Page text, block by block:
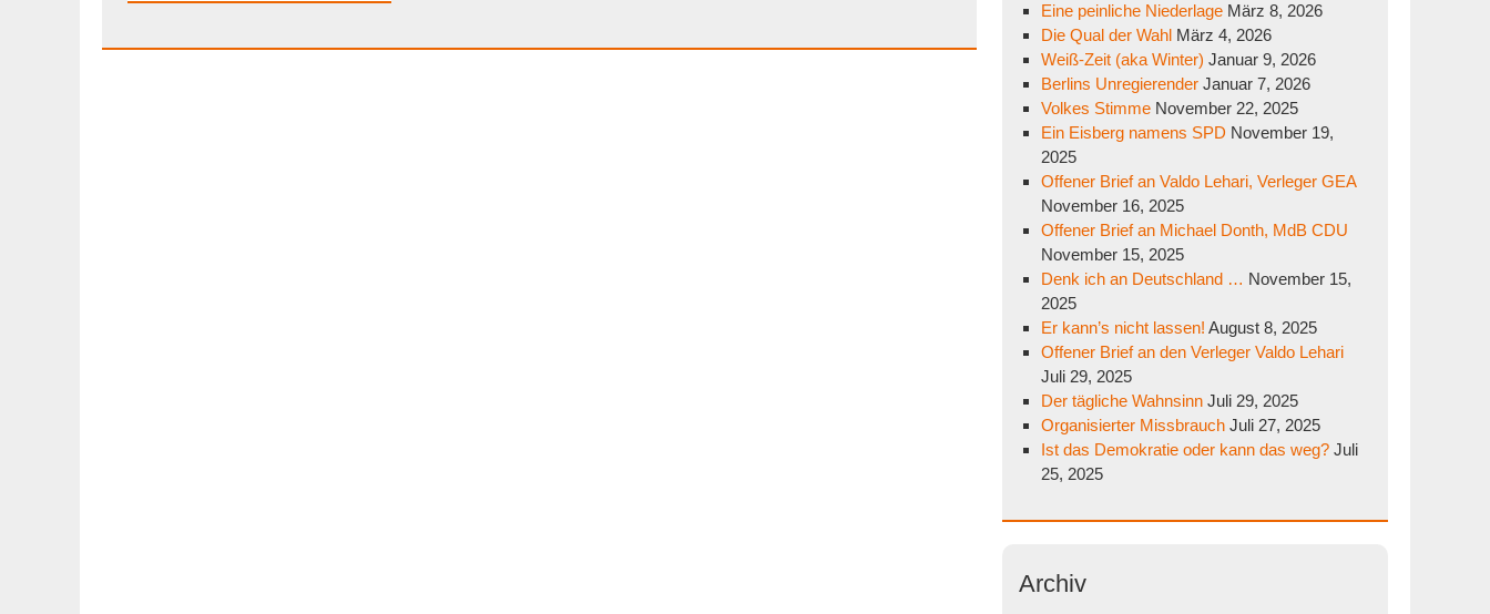
Eine peinliche Niederlage März 8, 2026
Die Qual der Wahl März 4, 2026
Weiß-Zeit (aka Winter) Januar 9, 2026
Berlins Unregierender Januar 7, 2026
Volkes Stimme November 22, 2025
Ein Eisberg namens SPD November 19,
2025
Offener Brief an Valdo Lehari, Verleger GEA
November 16, 2025
Offener Brief an Michael Donth, MdB CDU
November 15, 2025
Denk ich an Deutschland … November 15,
2025
Er kann’s nicht lassen! August 8, 2025
Offener Brief an den Verleger Valdo Lehari
Juli 29, 2025
Der tägliche Wahnsinn Juli 29, 2025
Organisierter Missbrauch Juli 27, 2025
Ist das Demokratie oder kann das weg? Juli
25, 2025
Archiv